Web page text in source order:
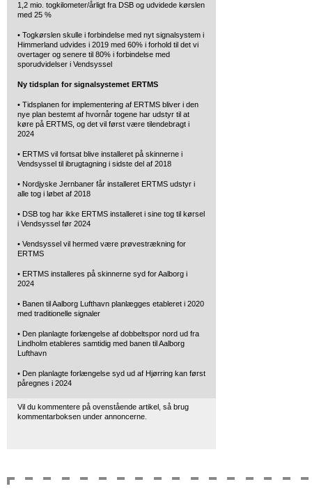
1,2 mio. togkilometer/årligt fra DSB og udvidede kørslen
med 25 %
• Togkørslen skulle i forbindelse med nyt signalsystem i
Himmerland udvides i 2019 med 60% i forhold til det vi
overtager og senere til 80% i forbindelse med
sporudvidelser i Vendsyssel
Ny tidsplan for signalsystemet ERTMS
• Tidsplanen for implementering af ERTMS bliver i den
nye plan bestemt af hvornår togene har udstyr til at
køre på ERTMS, og det vil først være tilendebragt i
2024
• ERTMS vil fortsat blive installeret på skinnerne i
Vendsyssel til ibrugtagning i sidste del af 2018
• Nordjyske Jernbaner får installeret ERTMS udstyr i
alle tog i løbet af 2018
• DSB tog har ikke ERTMS installeret i sine tog til kørsel
i Vendsyssel før 2024
• Vendsyssel vil hermed være prøvestrækning for
ERTMS
• ERTMS installeres på skinnerne syd for Aalborg i
2024
• Banen til Aalborg Lufthavn planlægges etableret i 2020
med traditionelle signaler
• Den planlagte forlængelse af dobbeltspor nord ud fra
Lindholm etableres samtidig med banen til Aalborg
Lufthavn
• Den planlagte forlængelse syd ud af Hjørring kan først
påregnes i 2024
Vil du kommentere på ovenstående artikel, så brug
kommentarboksen under annoncerne.